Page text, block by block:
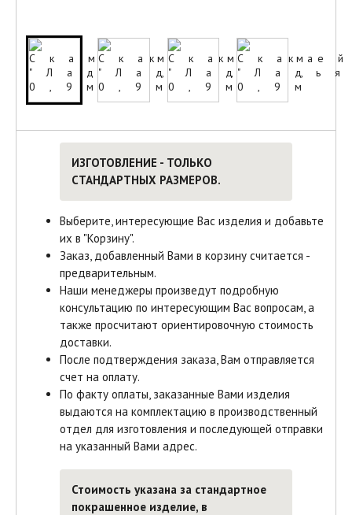
ИЗГОТОВЛЕНИЕ - ТОЛЬКО
СТАНДАРТНЫХ РАЗМЕРОВ.
Выберите, интересующие Вас изделия и добавьте
их в "Корзину".
Заказ, добавленный Вами в корзину считается -
предварительным.
Наши менеджеры произведут подробную
консультацию по интересующим Вас вопросам, а
также просчитают ориентировочную стоимость
доставки.
После подтверждения заказа, Вам отправляется
счет на оплату.
По факту оплаты, заказанные Вами изделия
выдаются на комплектацию в производственный
отдел для изготовления и последующей отправки
на указанный Вами адрес.
Стоимость указана за стандартное
покрашенное изделие, в